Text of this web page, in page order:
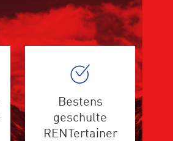
Bestens
geschulte
RENTertainer